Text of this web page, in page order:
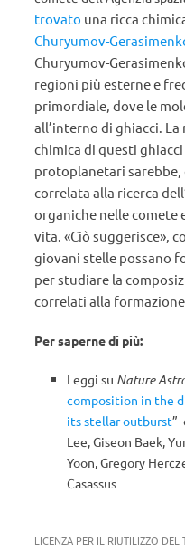
trovato una ricca
Churyumov-
Churyumov-
regioni più esterne e
primordiale, dove le
all’interno di ghiacci.
chimica di questi
protoplanetari
correlata alla ricerca
organiche nelle comete
vita. «Ciò suggerisce»,
giovani stelle possano
per studiare la
correlati alla
Per saperne di più:
Leggi su Nature
composition in the
its stellar outburst”
Lee, Giseon Baek,
Yoon, Gregory
Casassus
LICENZA PER IL RIUTILIZZO DEL